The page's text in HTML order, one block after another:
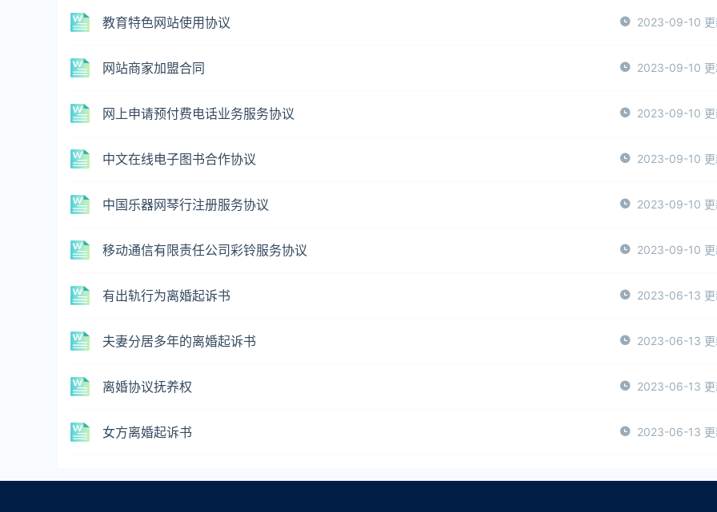
教育特色网站使用协议 2023-09-10 更
网站商家加盟合同 2023-09-10 更
网上申请预付费电话业务服务协议 2023-09-10 更
中文在线电子图书合作协议 2023-09-10 更
中国乐器网琴行注册服务协议 2023-09-10 更
移动通信有限责任公司彩铃服务协议 2023-09-10 更
有出轨行为离婚起诉书 2023-06-13 更
夫妻分居多年的离婚起诉书 2023-06-13 更
离婚协议抚养权 2023-06-13 更
女方离婚起诉书 2023-06-13 更